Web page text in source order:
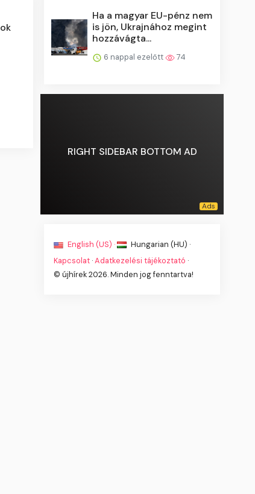
Ha a magyar EU-pénz nem
is jön, Ukrajnához megint
hozzávágta...
6 nappal ezelőtt 74
RIGHT SIDEBAR BOTTOM AD
English (US) ·
Hungarian (HU) ·
Kapcsolat ·Adatkezelési tájékoztató ·
© újhírek 2026. Minden jog fenntartva!